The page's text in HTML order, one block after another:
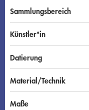
Sammlungsbereich
Künstler*in
Datierung
Material/Technik
Maße